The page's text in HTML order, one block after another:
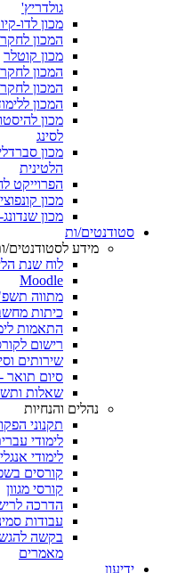
גולדריץ'
מכון לדו-
המכון
מכון קוטלר
המכון
המכון לחקר
המכון
מכון
לסינג
מכון
הלטינית
הפרוייקט
מכון
מכון
סטודנטים/ות
מידע לסטודנטים/
לוח שנת
Moodle
מתווה
כיתות
התאמות
רישום
שירותים
סיום תואר
שאלות
נהלים והנחיות
תקנוני
לימודי
לימודי
קורסים
קורסי מגוון
הדרכה
עבודות
בקשה
מאמרים
ידיעון